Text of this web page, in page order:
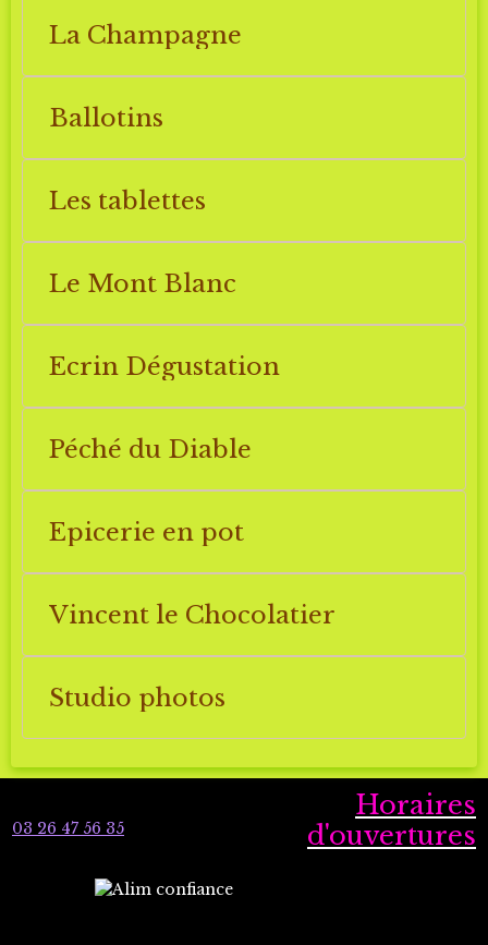
La Champagne
Ballotins
Les tablettes
Le Mont Blanc
Ecrin Dégustation
Péché du Diable
Epicerie en pot
Vincent le Chocolatier
Studio photos
03 26 47 56 35
Horaires
d'ouvertures